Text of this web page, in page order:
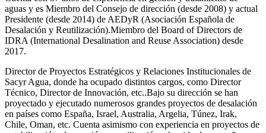
aguas y es Miembro del Consejo de dirección (desde 2008) y actual
Presidente (desde 2014) de AEDyR (Asociación Española de
Desalación y Reutilización).Miembro del Board of Directors de
IDRA (International Desalination and Reuse Association) desde
2017.
Director de Proyectos Estratégicos y Relaciones Institucionales de
Sacyr Agua, donde ha ocupado distintos cargos, como Director
Técnico, Director de Innovación, etc..Bajo su dirección se han
proyectado y ejecutado numerosos grandes proyectos de desalación
en países como España, Israel, Australia, Argelia, Túnez, Irak,
Chile, Oman, etc. Cuenta asimismo con experiencia en proyectos de